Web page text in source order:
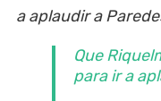
a aplaudir a
Que
para ir a